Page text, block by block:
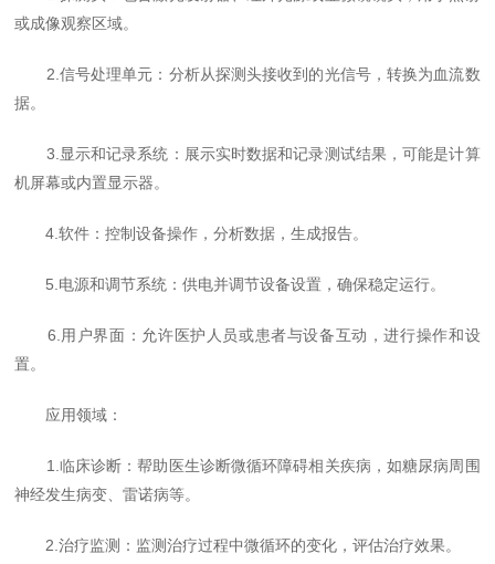
或成像观察区域。
2.信号处理单元：分析从探测头接收到的光信号，转换为血流数
据。
3.显示和记录系统：展示实时数据和记录测试结果，可能是计算
机屏幕或内置显示器。
4.软件：控制设备操作，分析数据，生成报告。
5.电源和调节系统：供电并调节设备设置，确保稳定运行。
6.用户界面：允许医护人员或患者与设备互动，进行操作和设
置。
应用领域：
1.临床诊断：帮助医生诊断微循环障碍相关疾病，如糖尿病周围
神经发生病变、雷诺病等。
2.治疗监测：监测治疗过程中微循环的变化，评估治疗效果。